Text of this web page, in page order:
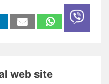
web site